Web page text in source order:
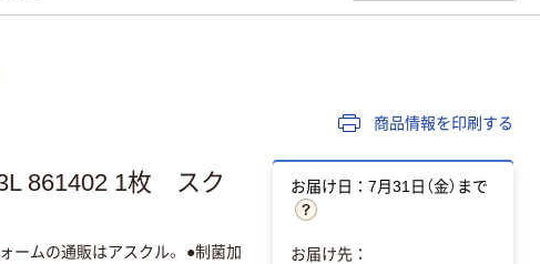
商品情報を印刷する
861402 1枚 スク
ームの通販はアスクル。 ●制菌加
お届け日：7月31日（金）まで
お届け先：